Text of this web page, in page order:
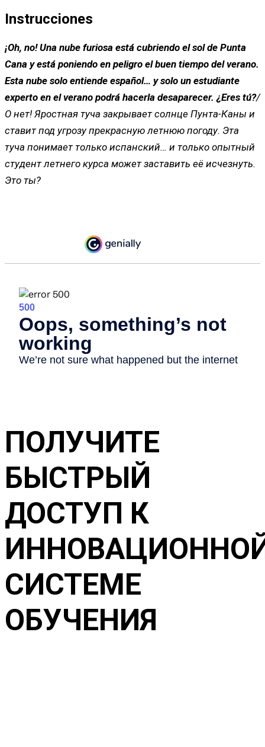
Instrucciones
¡Oh, no! Una nube furiosa está cubriendo el sol de Punta
Cana y está poniendo en peligro el buen tiempo del verano.
Esta nube solo entiende español… y solo un estudiante
experto en el verano podrá hacerla desaparecer. ¿Eres tú?/
О нет! Яростная туча закрывает солнце Пунта-Каны и
ставит под угрозу прекрасную летнюю погоду. Эта
туча понимает только испанский… и только опытный
студент летнего курса может заставить её исчезнуть.
Это ты?
ПОЛУЧИТЕ
БЫСТРЫЙ
ДОСТУП К
СИСТЕМЕ
ОБУЧЕНИЯ